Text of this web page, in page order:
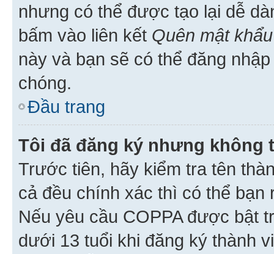
nhưng có thể được tạo lại dễ
bấm vào liên kết Quên mật khẩu
này và bạn sẽ có thể đăng
chóng.
Đầu trang
Tôi đã đăng ký nhưng không
Trước tiên, hãy kiểm tra tên
cả đều chính xác thì có thể
Nếu yêu cầu COPPA được bật
dưới 13 tuổi khi đăng ký thành